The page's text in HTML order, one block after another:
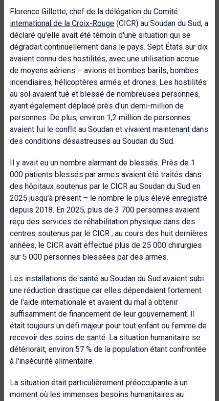
Florence Gillette, chef de la délégation du Comité
international de la Croix-Rouge (CICR) au Soudan du Sud, a
déclaré qu'elle avait été témoin d'une situation qui se
dégradait continuellement dans le pays. Sept États sur dix
avaient connu des hostilités, avec une utilisation accrue
de moyens aériens – avions et bombes barils, bombes
incendiaires, hélicoptères armés et drones. Les hostilités
au sol avaient tué et blessé de nombreuses personnes,
ayant également déplacé près d'un demi-million de
personnes. De plus, environ 1,2 million de personnes
avaient fui le conflit au Soudan et vivaient maintenant dans
des conditions désastreuses au Soudan du Sud.
Il y avait eu un nombre alarmant de blessés. Près de 1
000 patients blessés par armes avaient été traités dans
des hôpitaux soutenus par le CICR au Soudan du Sud en
2025 jusqu'à présent – le nombre le plus élevé enregistré
depuis 2018. En 2025, plus de 3 700 personnes avaient
reçu des services de réhabilitation physique dans des
centres soutenus par le CICR ; au cours des huit dernières
années, le CICR avait effectué plus de 25 000 chirurgies
sur 5 000 personnes blessées par des armes.
Les installations de santé au Soudan du Sud avaient subi
une réduction drastique car elles dépendaient fortement
de l'aide internationale et avaient du mal à obtenir
suffisamment de financement de leur gouvernement. Il
était toujours un défi majeur pour tout enfant ou femme de
recevoir des soins de santé. La situation humanitaire se
détériorait, environ 57 % de la population étant confrontée
à l'insécurité alimentaire.
La situation était particulièrement préoccupante à un
moment où les immenses besoins humanitaires au